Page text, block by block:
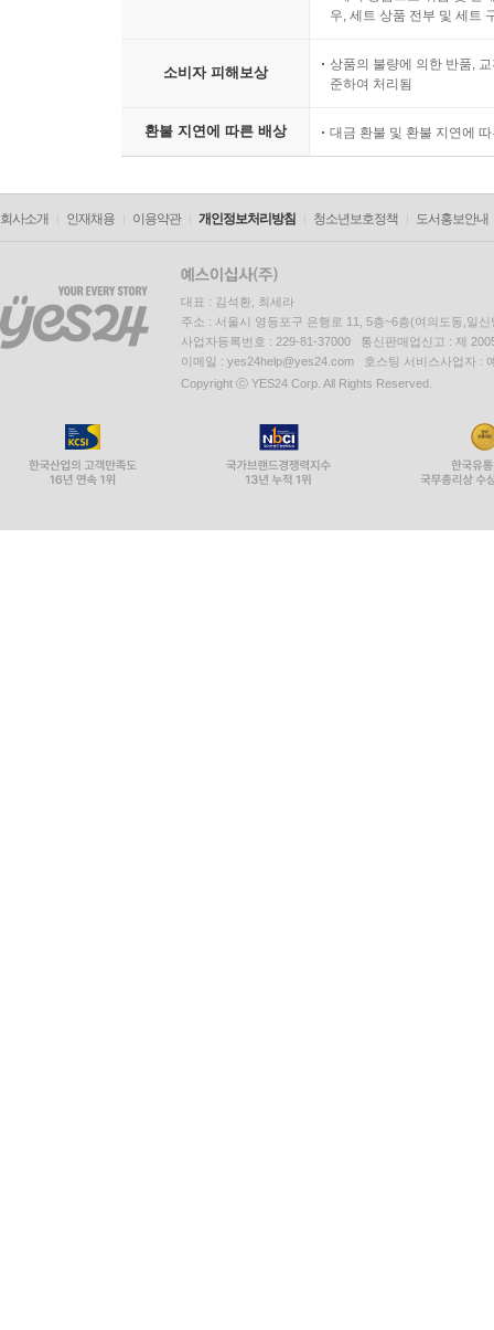
우, 세트 상품 전부 및 세트
소비자 피해보상
상품의 불량에 의한 반품,
준하여 처리됨
환불 지연에 따른 배상 대금 환불 및 환불 지연에
회사소개 인재채용 이용약관 개인정보처리방침 청소년보호정책 도서홍보안내
대표 : 김석환, 최세라
주소 : 서울시 영등포구 은행로 11, 5층~6층(여의도동,일신
사업자등록번호 : 229-81-37000 통신판매업신고 : 제
이메일 : yes24help@yes24.com 호스팅 서비스사업자 :
Copyright ⓒ YES24 Corp. All Rights Reserved.